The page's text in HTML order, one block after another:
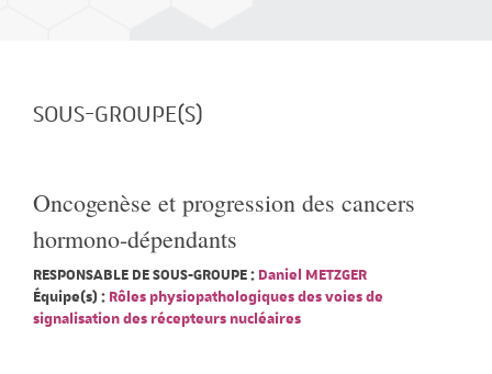
SOUS-GROUPE(S)
Oncogenèse et progression des cancers
hormono-dépendants
RESPONSABLE DE SOUS-GROUPE : Daniel METZGER
Équipe(s) : Rôles physiopathologiques des voies de
signalisation des récepteurs nucléaires